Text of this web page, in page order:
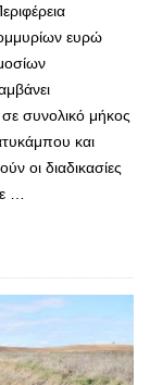
ευρώ
συνολικό μήκος
και
οι διαδικασίες
…